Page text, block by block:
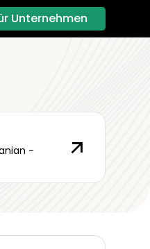
Unternehmen
-